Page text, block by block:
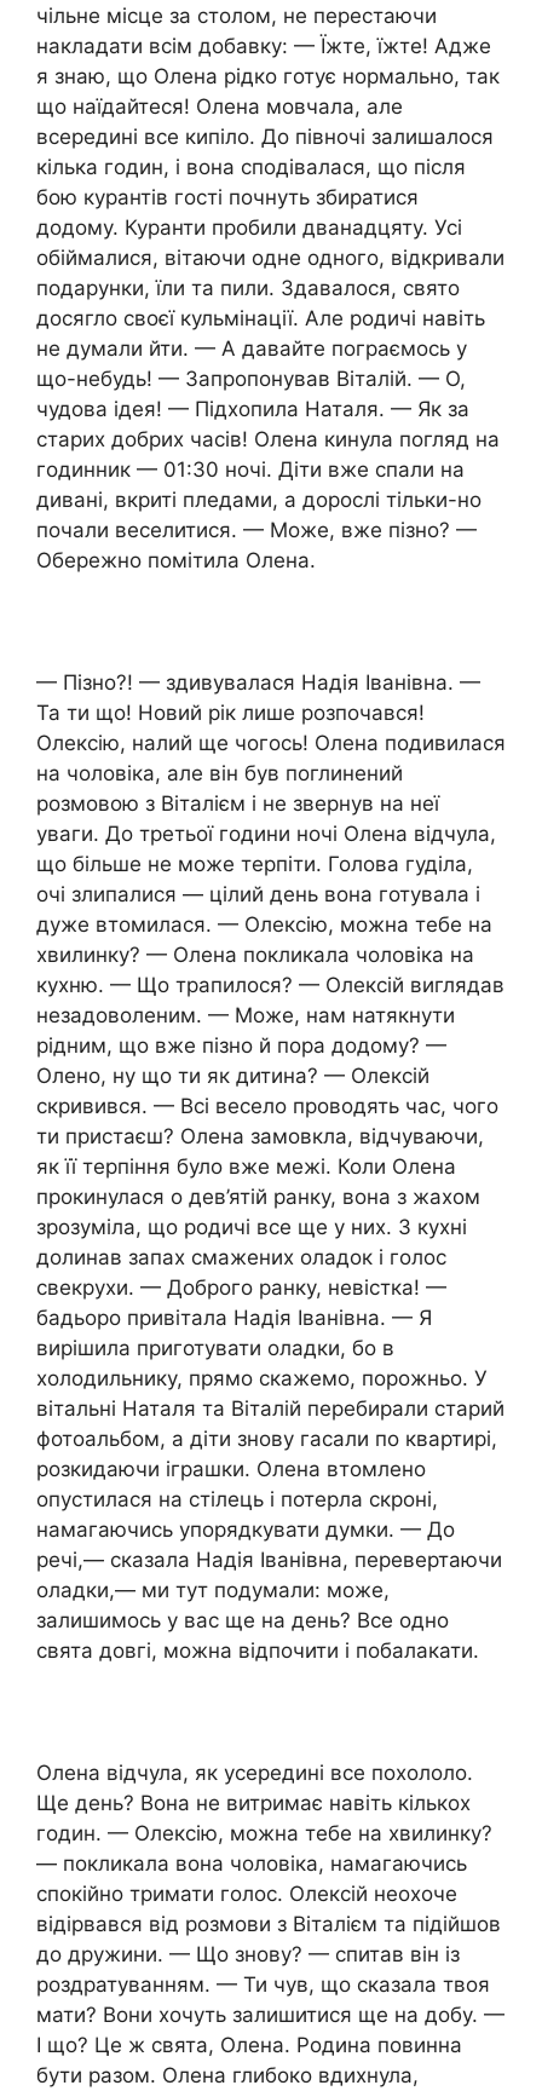
чільне місце за столом, не перестаючи
накладати всім добавку: — Їжте, їжте! Адже
я знаю, що Олена рідко готує нормально, так
що наїдайтеся! Олена мовчала, але
всередині все кипіло. До півночі залишалося
кілька годин, і вона сподівалася, що після
бою курантів гості почнуть збиратися
додому. Куранти пробили дванадцяту. Усі
обіймалися, вітаючи одне одного, відкривали
подарунки, їли та пили. Здавалося, свято
досягло своєї кульмінації. Але родичі навіть
не думали йти. — А давайте пограємось у
що-небудь! — Запропонував Віталій. — О,
чудова ідея! — Підхопила Наталя. — Як за
старих добрих часів! Олена кинула погляд на
годинник — 01:30 ночі. Діти вже спали на
дивані, вкриті пледами, а дорослі тільки-но
почали веселитися. — Може, вже пізно? —
Обережно помітила Олена.
— Пізно?! — здивувалася Надія Іванівна. —
Та ти що! Новий рік лише розпочався!
Олексію, налий ще чогось! Олена подивилася
на чоловіка, але він був поглинений
розмовою з Віталієм і не звернув на неї
уваги. До третьої години ночі Олена відчула,
що більше не може терпіти. Голова гуділа,
очі злипалися — цілий день вона готувала і
дуже втомилася. — Олексію, можна тебе на
хвилинку? — Олена покликала чоловіка на
кухню. — Що трапилося? — Олексій виглядав
незадоволеним. — Може, нам натякнути
рідним, що вже пізно й пора додому? —
Олено, ну що ти як дитина? — Олексій
скривився. — Всі весело проводять час, чого
ти пристаєш? Олена замовкла, відчуваючи,
як її терпіння було вже межі. Коли Олена
прокинулася о дев’ятій ранку, вона з жахом
зрозуміла, що родичі все ще у них. З кухні
долинав запах смажених оладок і голос
свекрухи. — Доброго ранку, невістка! —
бадьоро привітала Надія Іванівна. — Я
вирішила приготувати оладки, бо в
холодильнику, прямо скажемо, порожньо. У
вітальні Наталя та Віталій перебирали старий
фотоальбом, а діти знову гасали по квартирі,
розкидаючи іграшки. Олена втомлено
опустилася на стілець і потерла скроні,
намагаючись упорядкувати думки. — До
речі,— сказала Надія Іванівна, перевертаючи
оладки,— ми тут подумали: може,
залишимось у вас ще на день? Все одно
свята довгі, можна відпочити і побалакати.
Олена відчула, як усередині все похололо.
Ще день? Вона не витримає навіть кількох
годин. — Олексію, можна тебе на хвилинку?
— покликала вона чоловіка, намагаючись
спокійно тримати голос. Олексій неохоче
відірвався від розмови з Віталієм та підійшов
до дружини. — Що знову? — спитав він із
роздратуванням. — Ти чув, що сказала твоя
мати? Вони хочуть залишитися ще на добу. —
І що? Це ж свята, Олена. Родина повинна
бути разом. Олена глибоко вдихнула,